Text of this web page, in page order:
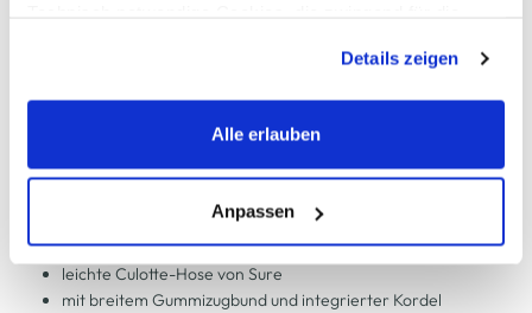
werden, werden bei der Nutzung der Webseite auf jeden
Fall gesetzt. Cookies von Drittanbietern für Analyse- oder
Trackingzwecke werden nur dann aktiviert, wenn Sie das
erlauben" bzw. "Alle erlauben" klicken. Mehr dazu
(einschließlich der Möglichkeit, die Einwilligungserklärung
zu ändern oder zu widerrufen) erfahren Sie in unserem
Cookie-Hinweisbzw. derDatenschutzerklärung.
Details zeigen
Alle erlauben
Anpassen
Damen Sommerhose mit Minimalprint
leichte Culotte-Hose von Sure
mit breitem Gummizugbund und integrierter Kordel